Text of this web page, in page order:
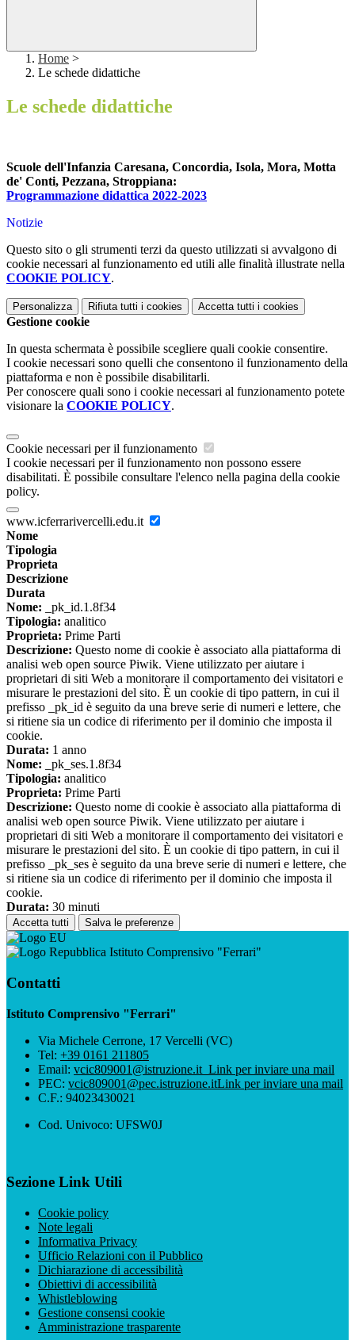
Home >
Le schede didattiche
Le schede didattiche
Scuole dell'Infanzia Caresana, Concordia, Isola, Mora, Motta
de' Conti, Pezzana, Stroppiana:
Programmazione didattica 2022-2023
Notizie
Questo sito o gli strumenti terzi da questo utilizzati si avvalgono di
cookie necessari al funzionamento ed utili alle finalità illustrate nella
COOKIE POLICY.
Personalizza Rifiuta tutti i cookies Accetta tutti i cookies
Gestione cookie
In questa schermata è possibile scegliere quali cookie consentire.
I cookie necessari sono quelli che consentono il funzionamento della
piattaforma e non è possibile disabilitarli.
Per conoscere quali sono i cookie necessari al funzionamento potete
visionare la COOKIE POLICY.
Cookie necessari per il funzionamento
I cookie necessari per il funzionamento non possono essere
disabilitati. È possibile consultare l'elenco nella pagina della cookie
policy.
www.icferrarivercelli.edu.it
Nome
Tipologia
Proprieta
Descrizione
Durata
Nome: _pk_id.1.8f34
Tipologia: analitico
Proprieta: Prime Parti
Descrizione: Questo nome di cookie è associato alla piattaforma di
analisi web open source Piwik. Viene utilizzato per aiutare i
proprietari di siti Web a monitorare il comportamento dei visitatori e
misurare le prestazioni del sito. È un cookie di tipo pattern, in cui il
prefisso _pk_id è seguito da una breve serie di numeri e lettere, che
si ritiene sia un codice di riferimento per il dominio che imposta il
cookie.
Durata: 1 anno
Nome: _pk_ses.1.8f34
Tipologia: analitico
Proprieta: Prime Parti
Descrizione: Questo nome di cookie è associato alla piattaforma di
analisi web open source Piwik. Viene utilizzato per aiutare i
proprietari di siti Web a monitorare il comportamento dei visitatori e
misurare le prestazioni del sito. È un cookie di tipo pattern, in cui il
prefisso _pk_ses è seguito da una breve serie di numeri e lettere, che
si ritiene sia un codice di riferimento per il dominio che imposta il
cookie.
Durata: 30 minuti
Accetta tutti Salva le preferenze
Istituto Comprensivo "Ferrari"
Contatti
Istituto Comprensivo "Ferrari"
Via Michele Cerrone, 17 Vercelli (VC)
Tel: +39 0161 211805
Email: vcic809001@istruzione.it Link per inviare una mail
PEC: vcic809001@pec.istruzione.itLink per inviare una mail
C.F.: 94023430021
Cod. Univoco: UFSW0J
Sezione Link Utili
Cookie policy
Note legali
Informativa Privacy
Ufficio Relazioni con il Pubblico
Dichiarazione di accessibilità
Obiettivi di accessibilità
Whistleblowing
Gestione consensi cookie
Amministrazione trasparente